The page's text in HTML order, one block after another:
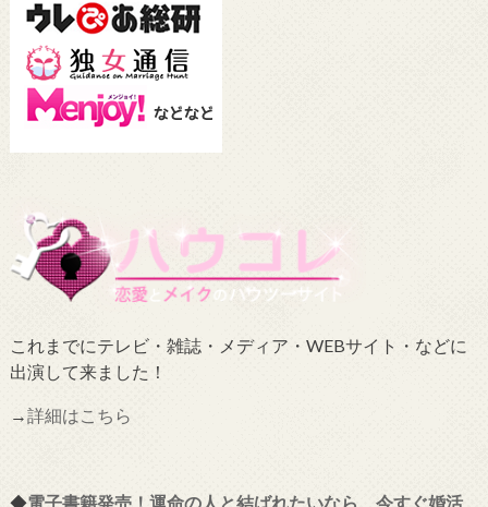
これまでにテレビ・雑誌・メディア・WEBサイト・などに
出演して来ました！
→詳細はこちら
◆電子書籍発売！運命の人と結ばれたいなら、今すぐ婚活